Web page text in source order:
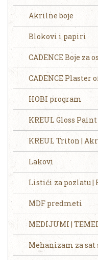
Akrilne boje
Blokovi i papiri
CADENCE Boje za
CADENCE Plaster
HOBI program
KREUL Gloss
KREUL Triton |
Lakovi
Listići za pozlatu |
MDF predmeti
MEDIJUMI |
Mehanizam za